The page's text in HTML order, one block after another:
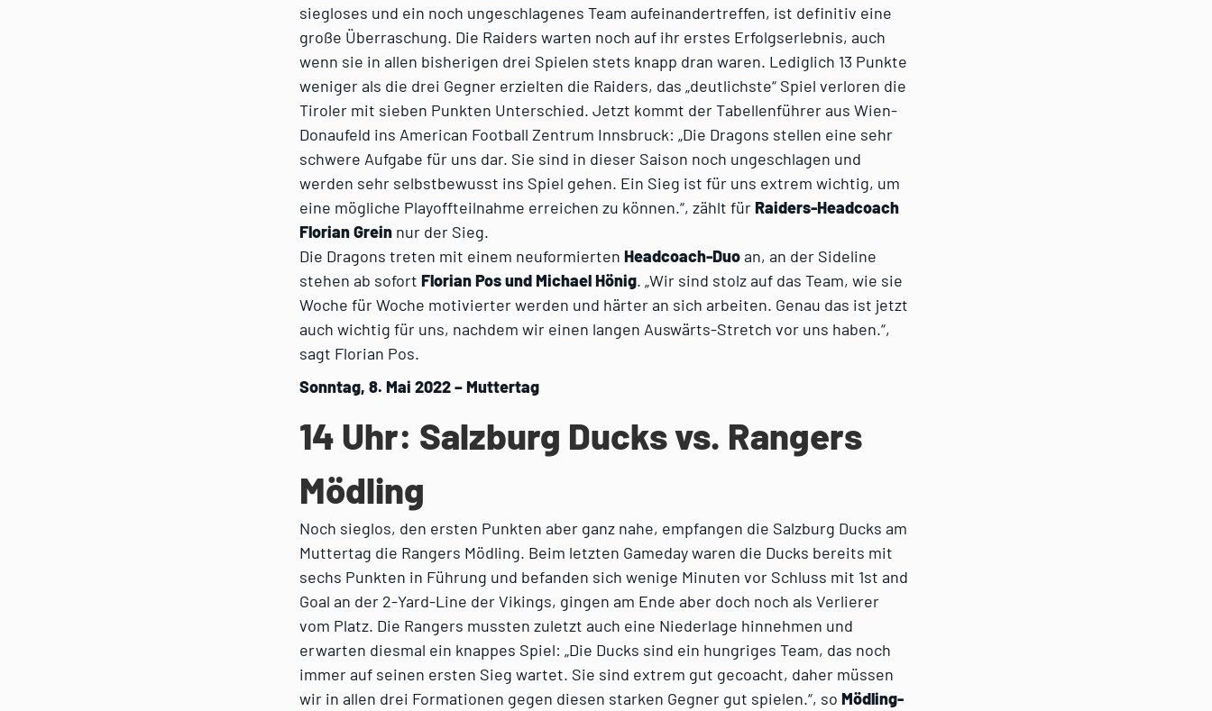
siegloses und ein noch ungeschlagenes Team aufeinandertreffen, ist definitiv eine
große Überraschung. Die Raiders warten noch auf ihr erstes Erfolgserlebnis, auch
wenn sie in allen bisherigen drei Spielen stets knapp dran waren. Lediglich 13 Punkte
weniger als die drei Gegner erzielten die Raiders, das „deutlichste“ Spiel verloren die
Tiroler mit sieben Punkten Unterschied. Jetzt kommt der Tabellenführer aus Wien-
Donaufeld ins American Football Zentrum Innsbruck: „Die Dragons stellen eine sehr
schwere Aufgabe für uns dar. Sie sind in dieser Saison noch ungeschlagen und
werden sehr selbstbewusst ins Spiel gehen. Ein Sieg ist für uns extrem wichtig, um
eine mögliche Playoffteilnahme erreichen zu können.“, zählt fürRaiders-Headcoach
Florian Grein nur der Sieg.
Die Dragons treten mit einem neuformierten Headcoach-Duoan, an der Sideline
stehen ab sofort Florian Pos und Michael Hönig. „Wir sind stolz auf das Team, wie sie
Woche für Woche motivierter werden und härter an sich arbeiten. Genau das ist jetzt
auch wichtig für uns, nachdem wir einen langen Auswärts-Stretch vor uns haben.“,
sagt Florian Pos.
Sonntag, 8. Mai 2022 – Muttertag
14 Uhr: Salzburg Ducks vs. Rangers
Mödling
Noch sieglos, den ersten Punkten aber ganz nahe, empfangen die Salzburg Ducks am
Muttertag die Rangers Mödling. Beim letzten Gameday waren die Ducks bereits mit
sechs Punkten in Führung und befanden sich wenige Minuten vor Schluss mit 1st and
Goal an der 2-Yard-Line der Vikings, gingen am Ende aber doch noch als Verlierer
vom Platz. Die Rangers mussten zuletzt auch eine Niederlage hinnehmen und
erwarten diesmal ein knappes Spiel: „Die Ducks sind ein hungriges Team, das noch
immer auf seinen ersten Sieg wartet. Sie sind extrem gut gecoacht, daher müssen
wir in allen drei Formationen gegen diesen starken Gegner gut spielen.“, so Mödling-